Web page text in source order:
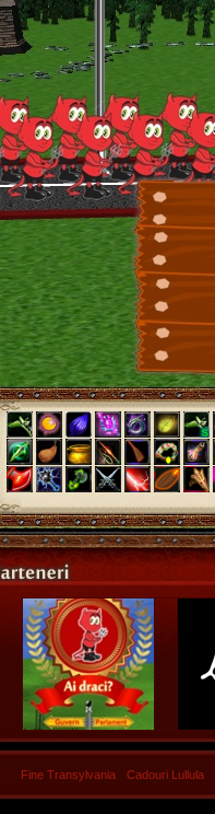
Fine Transylvania Cadouri Lullula